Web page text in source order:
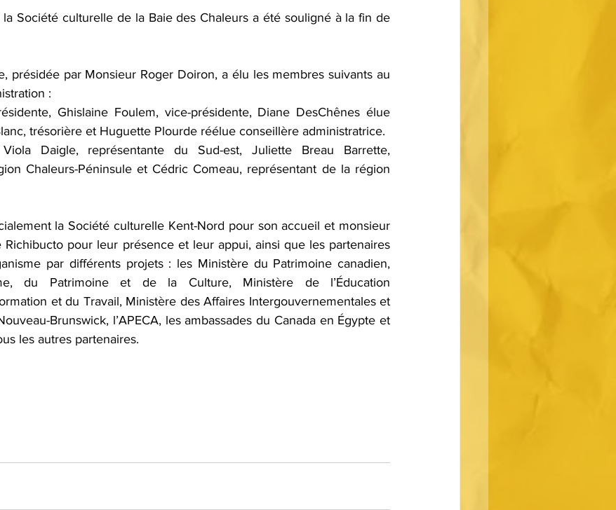
Société culturelle de la Baie des Chaleurs a été souligné à la fin de
présidée par Monsieur Roger Doiron, a élu les membres suivants au
:
Ghislaine Foulem, vice-présidente, Diane DesChênes élue
trésorière et Huguette Plourde réélue conseillère administratrice.
Daigle, représentante du Sud-est, Juliette Breau Barrette,
Chaleurs-Péninsule et Cédric Comeau, représentant de la région
la Société culturelle Kent-Nord pour son accueil et monsieur
Richibucto pour leur présence et leur appui, ainsi que les partenaires
par différents projets : les Ministère du Patrimoine canadien,
du Patrimoine et de la Culture, Ministère de l’Éducation
et du Travail, Ministère des Affaires Intergouvernementales et
Brunswick, l’APECA, les ambassades du Canada en Égypte et
les autres partenaires.